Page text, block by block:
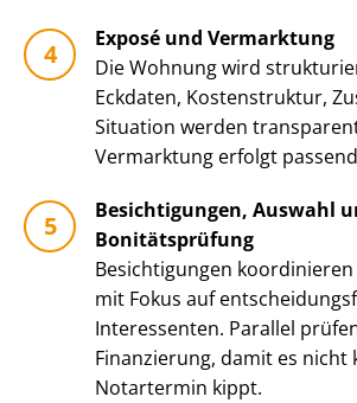
Exposé und Vermarktung
Die Wohnung wird
Eckdaten, Kostenstruktur,
Situation werden
Vermarktung erfolgt
Besichtigungen, Auswahl
Bonitätsprüfung
Besichtigungen
mit Fokus auf
Interessenten. Parallel
Finanzierung, damit es nicht
Notartermin kippt.